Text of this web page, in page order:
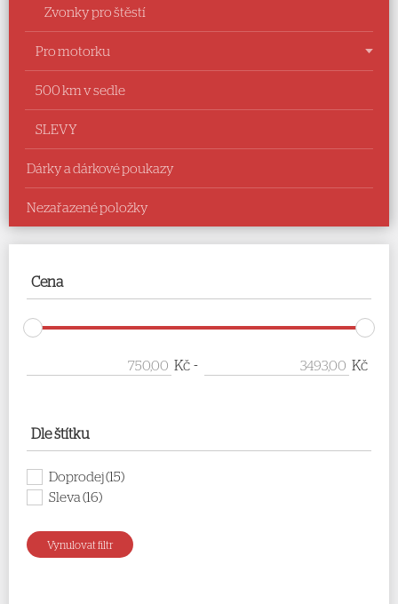
Zvonky pro štěstí
Pro motorku
500 km v sedle
SLEVY
Dárky a dárkové poukazy
Nezařazené položky
Cena
Kč - Kč
Dle štítku
Doprodej(15)
Sleva(16)
Vynulovat filtr